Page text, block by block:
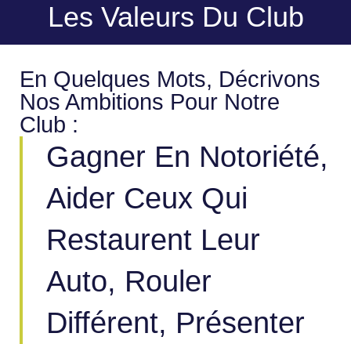
Les Valeurs Du Club
En Quelques Mots, Décrivons
Nos Ambitions Pour Notre
Club :
Gagner En Notoriété,
Aider Ceux Qui
Restaurent Leur
Auto, Rouler
Différent, Présenter